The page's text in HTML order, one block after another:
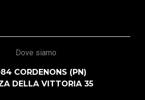
Dove siamo
CORDENONS (PN)
DELLA VITTORIA 35